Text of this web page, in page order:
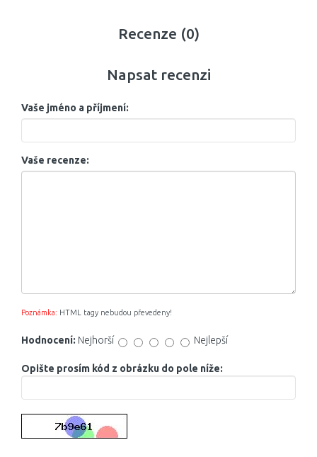
Recenze (0)
Napsat recenzi
Vaše jméno a příjmení:
Vaše recenze:
Poznámka: HTML tagy nebudou převedeny!
Hodnocení: Nejhorší Nejlepší
Opište prosím kód z obrázku do pole níže: